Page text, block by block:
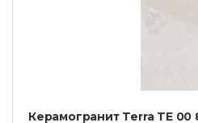
Керамогранит Terra TE 00